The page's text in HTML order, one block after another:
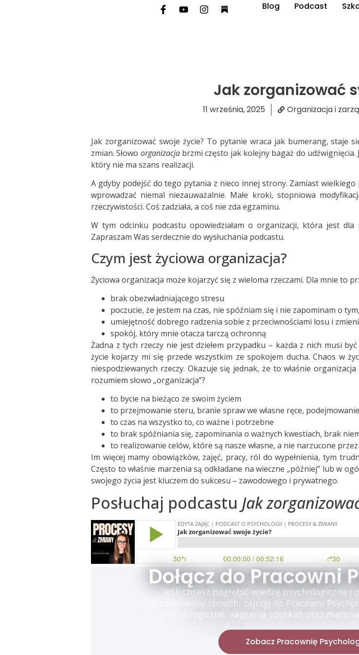
Blog Podcast
Jak zorganizować
11 września, 2025 Organizacja i
Jak zorganizować swoje życie? To pytanie wraca jak bumerang, staje
zmian. Słowo organizacjabrzmi często jak kolejny bagaż do udźwignięcia.
który nie ma szans realizacji.
A gdyby podejść do tego pytania z nieco innej strony. Zamiast
wprowadzać niemal niezauważalnie. Małe kroki, stopniowa
rzeczywistości. Coś zadziała, a coś nie zda egzaminu.
W tym odcinku podcastu opowiedziałam o organizacji, która jest
Zapraszam Was serdecznie do wysłuchania podcastu.
Czym jest życiowa organizacja?
Życiowa organizacja może kojarzyć się z wieloma rzeczami. Dla mnie to
brak obezwładniającego stresu
poczucie, że jestem na czas, nie spóźniam się i nie zapominam o
umiejętność dobrego radzenia sobie z przeciwnościami losu i
spokój, który mnie otacza tarczą ochronną
Żadna z tych rzeczy nie jest dziełem przypadku – każda z nich musi
życie kojarzy mi się przede wszystkim ze spokojem ducha. Chaos w
niespodziewanych rzeczy. Okazuje się jednak, że to właśnie
rozumiem słowo „organizacja”?
to bycie na bieżąco ze swoim życiem
to przejmowanie steru, branie spraw we własne ręce, podejmowanie
to czas na wszystko to, co ważne i potrzebne
to brak spóźniania się, zapominania o ważnych kwestiach, brak
to realizowanie celów, które są nasze własne, a nie narzucone
Im więcej mamy obowiązków, zajęć, pracy, ról do wypełnienia, tym
Często to właśnie marzenia są odkładane na wieczne „później” lub w
swojego życia jest kluczem do sukcesu – zawodowego i prywatnego.
Posłuchaj podcastu Jak
Dołącz do Pracowni
Jeśli chcesz pogłębić wiedzę psychologiczną
uporządkowany sposób, zajrzyj do Pracowni
psychologiczne, nagrania spotkań oraz
Zobacz Pracownię